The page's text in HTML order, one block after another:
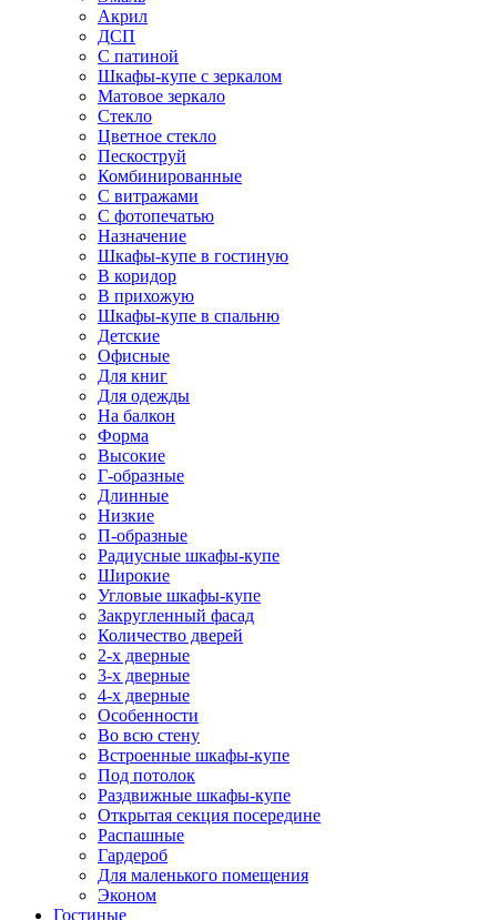
Акрил
ДСП
С патиной
Шкафы-купе с зеркалом
Матовое зеркало
Стекло
Цветное стекло
Пескоструй
Комбинированные
С витражами
С фотопечатью
Назначение
Шкафы-купе в гостиную
В коридор
В прихожую
Шкафы-купе в спальню
Детские
Офисные
Для книг
Для одежды
На балкон
Форма
Высокие
Г-образные
Длинные
Низкие
П-образные
Радиусные шкафы-купе
Широкие
Угловые шкафы-купе
Закругленный фасад
Количество дверей
2-х дверные
3-х дверные
4-х дверные
Особенности
Во всю стену
Встроенные шкафы-купе
Под потолок
Раздвижные шкафы-купе
Открытая секция посередине
Распашные
Гардероб
Для маленького помещения
Эконом
Гостиные